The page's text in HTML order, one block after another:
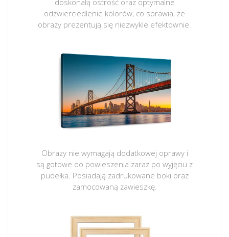
doskonałą ostrość oraz optymalne
odzwierciedlenie kolorów, co sprawia, że
obrazy prezentują się niezwykle efektownie.
Obrazy nie wymagają dodatkowej oprawy i
są gotowe do powieszenia zaraz po wyjęciu z
pudełka. Posiadają zadrukowane boki oraz
zamocowaną zawieszkę.